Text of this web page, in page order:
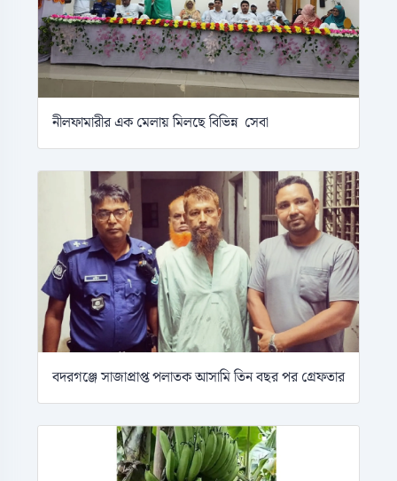
নীলফামারীর এক মেলায় মিলছে বিভিন্ন সেবা
বদরগঞ্জে সাজাপ্রাপ্ত পলাতক আসামি তিন বছর পর গ্রেফতার